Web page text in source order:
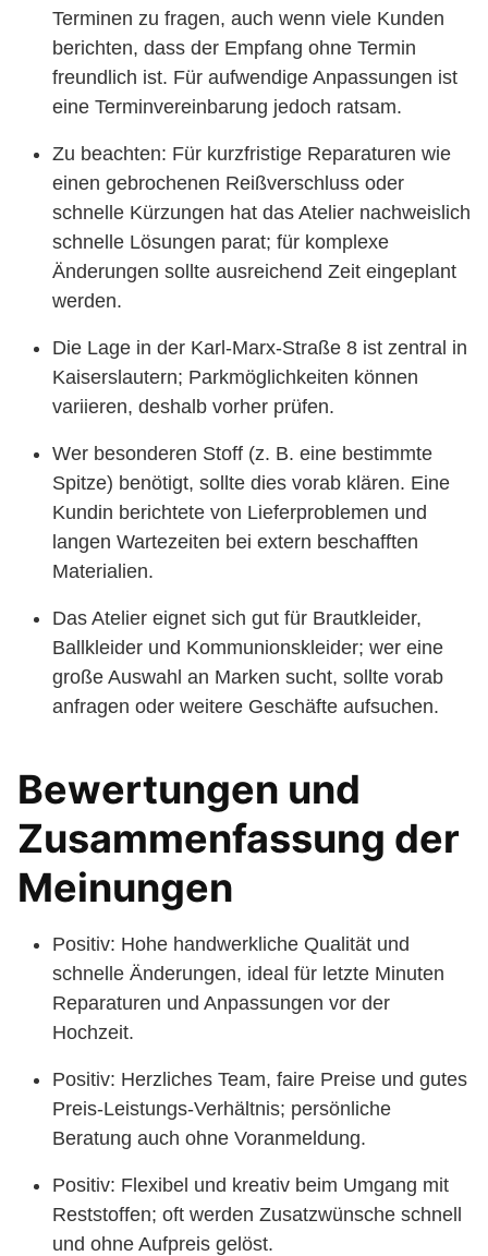
Terminen zu fragen, auch wenn viele Kunden
berichten, dass der Empfang ohne Termin
freundlich ist. Für aufwendige Anpassungen ist
eine Terminvereinbarung jedoch ratsam.
Zu beachten: Für kurzfristige Reparaturen wie
einen gebrochenen Reißverschluss oder
schnelle Kürzungen hat das Atelier nachweislich
schnelle Lösungen parat; für komplexe
Änderungen sollte ausreichend Zeit eingeplant
werden.
Die Lage in der Karl-Marx-Straße 8 ist zentral in
Kaiserslautern; Parkmöglichkeiten können
variieren, deshalb vorher prüfen.
Wer besonderen Stoff (z. B. eine bestimmte
Spitze) benötigt, sollte dies vorab klären. Eine
Kundin berichtete von Lieferproblemen und
langen Wartezeiten bei extern beschafften
Materialien.
Das Atelier eignet sich gut für Brautkleider,
Ballkleider und Kommunionskleider; wer eine
große Auswahl an Marken sucht, sollte vorab
anfragen oder weitere Geschäfte aufsuchen.
Bewertungen und
Zusammenfassung der
Meinungen
Positiv: Hohe handwerkliche Qualität und
schnelle Änderungen, ideal für letzte Minuten
Reparaturen und Anpassungen vor der
Hochzeit.
Positiv: Herzliches Team, faire Preise und gutes
Preis-Leistungs-Verhältnis; persönliche
Beratung auch ohne Voranmeldung.
Positiv: Flexibel und kreativ beim Umgang mit
Reststoffen; oft werden Zusatzwünsche schnell
und ohne Aufpreis gelöst.